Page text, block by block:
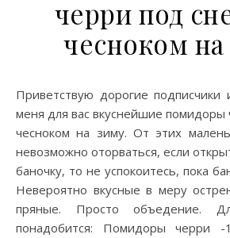
черри под
чесноком
Приветствую дорогие подписчики и гости. Сегодня у
меня для вас вкуснейшие помидоры
чесноком на зиму. От этих
невозможно оторваться, если
баночку, то не успокоитесь, пока
Невероятно вкусные в меру
пряные. Просто объедение.
понадобится: Помидоры черри